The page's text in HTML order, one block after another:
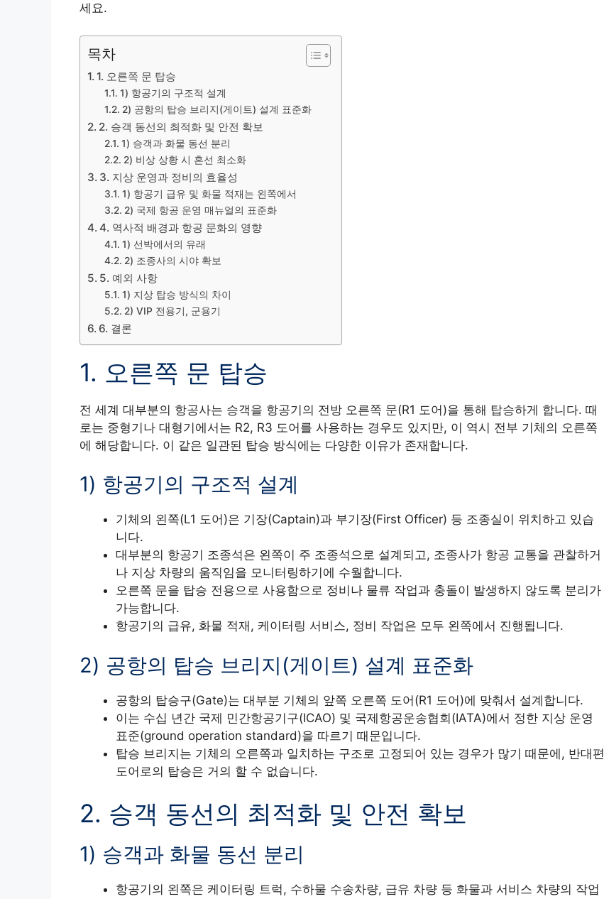
세요.
목차
1. 오른쪽 문 탑승
1) 항공기의 구조적 설계
2) 공항의 탑승 브리지(게이트) 설계 표준화
2. 승객 동선의 최적화 및 안전 확보
1) 승객과 화물 동선 분리
2) 비상 상황 시 혼선 최소화
3. 지상 운영과 정비의 효율성
1) 항공기 급유 및 화물 적재는 왼쪽에서
2) 국제 항공 운영 매뉴얼의 표준화
4. 역사적 배경과 항공 문화의 영향
1) 선박에서의 유래
2) 조종사의 시야 확보
5. 예외 사항
1) 지상 탑승 방식의 차이
2) VIP 전용기, 군용기
6. 결론
1. 오른쪽 문 탑승
전 세계 대부분의 항공사는 승객을 항공기의 전방 오른쪽 문(R1 도어)을 통해 탑승하게 합니다. 때
로는 중형기나 대형기에서는 R2, R3 도어를 사용하는 경우도 있지만, 이 역시 전부 기체의 오른쪽
에 해당합니다. 이 같은 일관된 탑승 방식에는 다양한 이유가 존재합니다.
1) 항공기의 구조적 설계
기체의 왼쪽(L1 도어)은 기장(Captain)과 부기장(First Officer) 등 조종실이 위치하고 있습
니다.
대부분의 항공기 조종석은 왼쪽이 주 조종석으로 설계되고, 조종사가 항공 교통을 관찰하거
나 지상 차량의 움직임을 모니터링하기에 수월합니다.
오른쪽 문을 탑승 전용으로 사용함으로 정비나 물류 작업과 충돌이 발생하지 않도록 분리가
가능합니다.
항공기의 급유, 화물 적재, 케이터링 서비스, 정비 작업은 모두 왼쪽에서 진행됩니다.
2) 공항의 탑승 브리지(게이트) 설계 표준화
공항의 탑승구(Gate)는 대부분 기체의 앞쪽 오른쪽 도어(R1 도어)에 맞춰서 설계합니다.
이는 수십 년간 국제 민간항공기구(ICAO) 및 국제항공운송협회(IATA)에서 정한 지상 운영
표준(ground operation standard)을 따르기 때문입니다.
탑승 브리지는 기체의 오른쪽과 일치하는 구조로 고정되어 있는 경우가 많기 때문에, 반대편
도어로의 탑승은 거의 할 수 없습니다.
2. 승객 동선의 최적화 및 안전 확보
1) 승객과 화물 동선 분리
항공기의 왼쪽은 케이터링 트럭, 수하물 수송차량, 급유 차량 등 화물과 서비스 차량의 작업